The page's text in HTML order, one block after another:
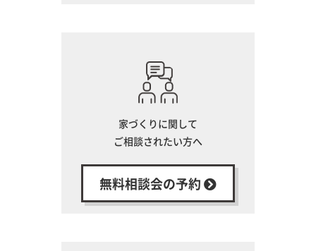
家づくりに関して
ご相談されたい方へ
無料相談会の予約